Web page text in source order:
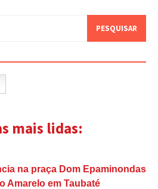
mais lidas:
na praça Dom Epaminondas
Amarelo em Taubaté